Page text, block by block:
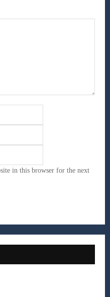
in this browser for the next